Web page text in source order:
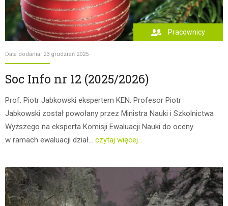
Pracownicy
Data dodania: 23 grudzień 2025
Soc Info nr 12 (2025/2026)
Prof. Piotr Jabkowski ekspertem KEN. Profesor Piotr
Jabkowski został powołany przez Ministra Nauki i Szkolnictwa
Wyższego na eksperta Komisji Ewaluacji Nauki do oceny
w ramach ewaluacji dział... czytaj więcej...